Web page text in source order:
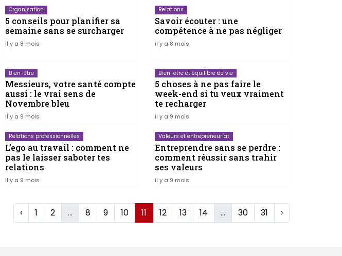
Organisation
5 conseils pour planifier sa
semaine sans se surcharger
il y a 8 mois
Relations
Savoir écouter : une
compétence à ne pas négliger
il y a 8 mois
Bien-être
Messieurs, votre santé compte
aussi : le vrai sens de
Novembre bleu
il y a 9 mois
Bien-être et équilibre de vie
5 choses à ne pas faire le
week-end si tu veux vraiment
te recharger
il y a 9 mois
Relations professionnelles
L’ego au travail : comment ne
pas le laisser saboter tes
relations
il y a 9 mois
Valeurs et entrepreneuriat
Entreprendre sans se perdre :
comment réussir sans trahir
ses valeurs
il y a 9 mois
‹ 1 2 ... 8 9 10 11 12 13 14 ... 30 31 ›